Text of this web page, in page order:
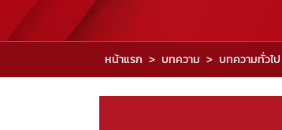
หน้าแรก บทความ บทความทั่วไป